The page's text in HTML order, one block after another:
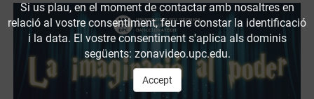
Si us plau, en el moment de contactar amb nosaltres en
relació al vostre consentiment, feu-ne constar la identificació
i la data. El vostre consentiment s'aplica als dominis
següents: zonavideo.upc.edu.
Accept